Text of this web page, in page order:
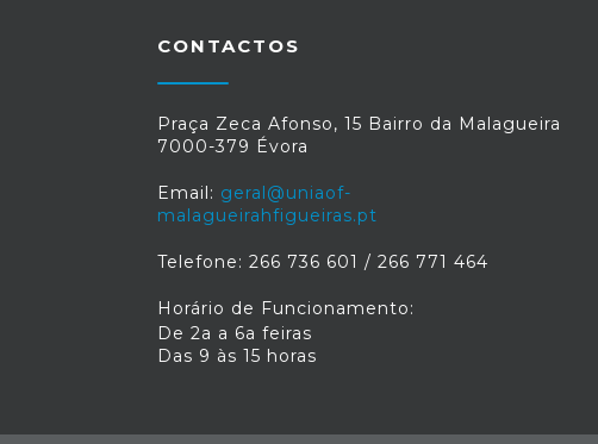
CONTACTOS
Praça Zeca Afonso, 15 Bairro da Malagueira
7000-379 Évora
Email: geral@uniaof-
malagueirahfigueiras.pt
Telefone: 266 736 601 / 266 771 464
Horário de Funcionamento:
De 2a a 6a feiras
Das 9 às 15 horas